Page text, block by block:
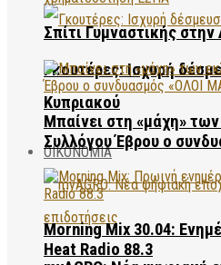
Γκουτέρες: Ισχυρή
Κυπριακού
ΟΙΚΟΝΟΜΙΑ
Σπίτι Γυμναστικής
Μπαίνει στη «μάχη»
Συλλόγου Έβρου ο
Morning Mix 30.04:
Heat Radio 88.3